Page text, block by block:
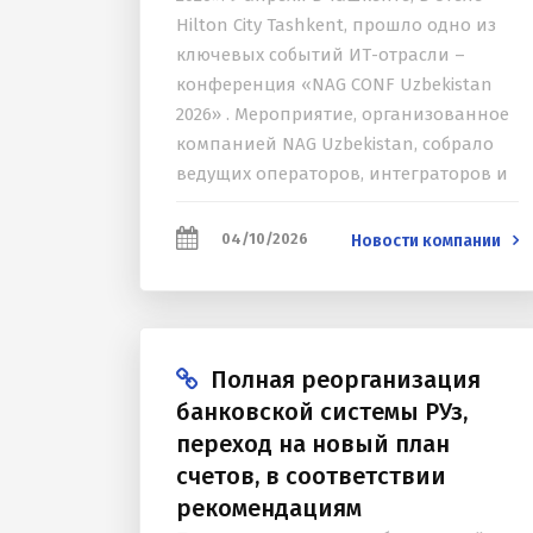
Hilton City Tashkent, прошло одно из
ключевых событий ИТ-отрасли –
конференция «NAG CONF Uzbekistan
2026» . Мероприятие, организованное
компанией NAG Uzbekistan, собрало
ведущих операторов, интеграторов и
технической эволюции сетей,
важно, искусственного интеллекта
04/10/2026 Новости компании
Полная реорганизация
банковской системы РУз,
переход на новый план
счетов, в соответствии
рекомендациям